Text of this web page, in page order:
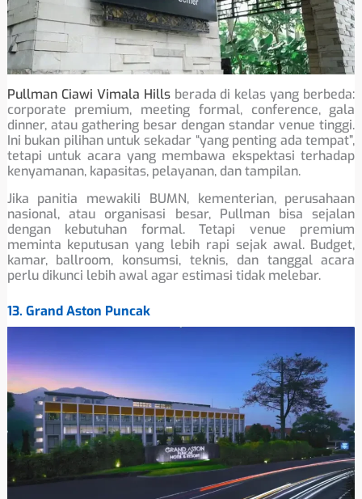
Pullman Ciawi Vimala Hillsberada di kelas yang berbeda:
corporate premium, meeting formal, conference, gala
dinner, atau gathering besar dengan standar venue tinggi.
Ini bukan pilihan untuk sekadar “yang penting ada tempat”,
tetapi untuk acara yang membawa ekspektasi terhadap
kenyamanan, kapasitas, pelayanan, dan tampilan.
Jika panitia mewakili BUMN, kementerian, perusahaan
nasional, atau organisasi besar, Pullman bisa sejalan
dengan kebutuhan formal. Tetapi venue premium
meminta keputusan yang lebih rapi sejak awal. Budget,
kamar, ballroom, konsumsi, teknis, dan tanggal acara
perlu dikunci lebih awal agar estimasi tidak melebar.
13. Grand Aston Puncak